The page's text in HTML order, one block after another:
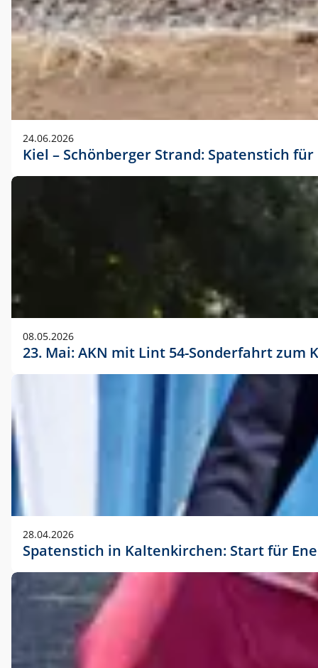
24.06.2026
Kiel – Schönberger Strand: Spatenstich
08.05.2026
23. Mai: AKN mit Lint 54-Sonderfahrt
28.04.2026
Spatenstich in Kaltenkirchen: Start für